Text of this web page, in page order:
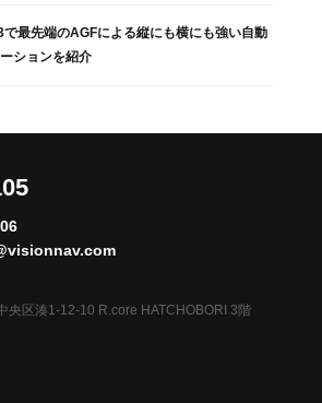
最先端のAGFによる縦にも横にも強い自動
ションを紹介
央区湊1-12-10 R.core HATCHOBORI 3階